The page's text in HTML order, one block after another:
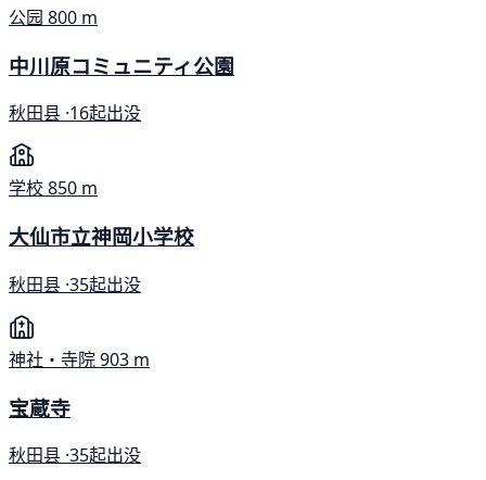
公园 800 m
中川原コミュニティ公園
秋田县 ·16起出没
学校850 m
大仙市立神岡小学校
秋田县 ·35起出没
神社・寺院903 m
宝蔵寺
秋田县 ·35起出没